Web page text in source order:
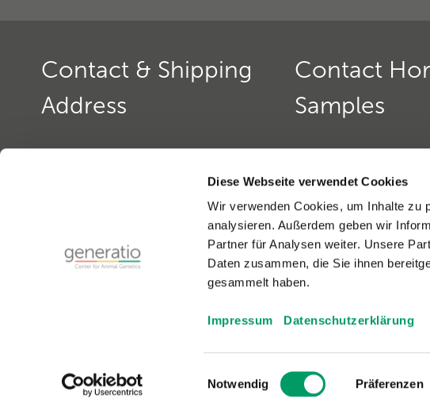
Diese Webseite verwendet Cookies
Wir verwenden Cookies, um Inhalte zu
analysieren. Außerdem geben wir
Partner für Analysen weiter. Unsere
Daten zusammen, die Sie ihnen
gesammelt haben.
Impressum Datenschutzerklärung
Einwilligungsauswahl
Notwendig Präferenzen
Contact & Shipping
Address
Phone: +49(0)6221-389 353 0
+49(0)6221-389 353 1
generatio Heidelberg »
Contact
Samples
Office hours:
monday and thursday:
Phone: +49(0)6221
Fax: +49(0)6221-389
email: generatio
© 2026 Generatio GmbH Privacy Policy Terms